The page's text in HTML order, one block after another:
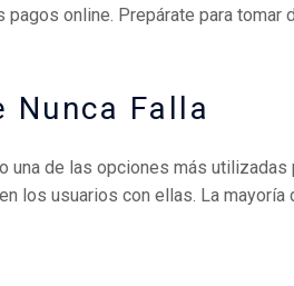
online. Prepárate para
Nunca Falla
de las opciones más
los usuarios con ellas. La